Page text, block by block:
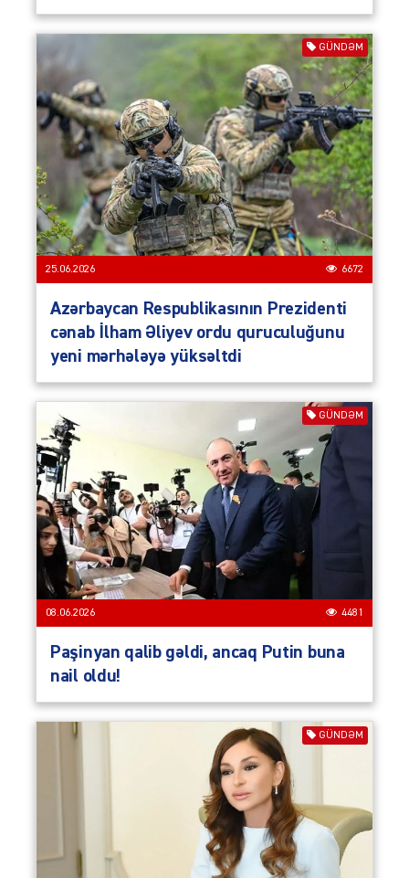
GÜNDƏM
25.06.2026 6672
Azərbaycan Respub­li­ka­sının Prezidenti
cənab İlham Əliyev ordu quruculuğunu
yeni mərhələyə yüksəltdi
GÜNDƏM
08.06.2026 4481
Paşinyan qalib gəldi, ancaq Putin buna
nail oldu!
GÜNDƏM